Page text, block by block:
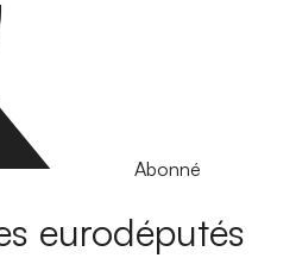
Abonné
eurodéputés